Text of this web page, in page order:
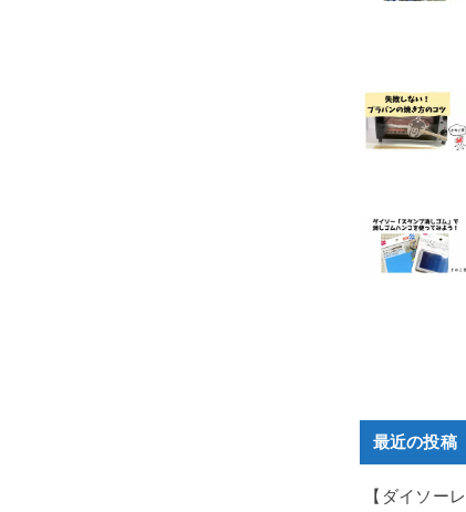
最近の投稿
【ダイソー